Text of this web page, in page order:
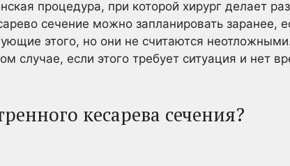
процедура, при которой хирург делает
сечение можно запланировать заранее,
этого, но они не считаются
случае, если этого требует ситуация и нет
кесарева сечения?